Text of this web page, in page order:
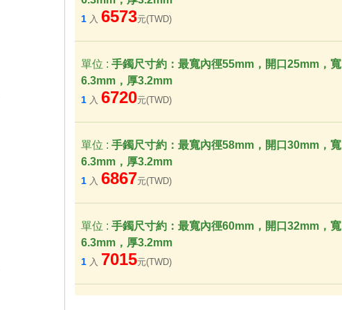
1入 6573元(TWD)
單位 : 手鐲尺寸約：最寬內徑55mm，開口25mm，寬
6.3mm，厚3.2mm
1入 6720元(TWD)
單位 : 手鐲尺寸約：最寬內徑58mm，開口30mm，寬
6.3mm，厚3.2mm
1入 6867元(TWD)
單位 : 手鐲尺寸約：最寬內徑60mm，開口32mm，寬
6.3mm，厚3.2mm
1入 7015元(TWD)